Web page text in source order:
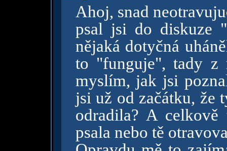
Ahoj, snad neotravuju
psal jsi do diskuze
nějaká dotyčná
to "funguje", tady z
myslím, jak jsi
jsi už od začátku, že
odradila? A
psala nebo tě